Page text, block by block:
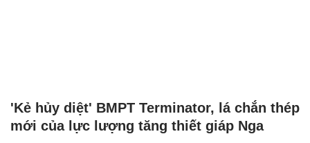
'Kẻ hủy diệt' BMPT Terminator, lá chắn thép
mới của lực lượng tăng thiết giáp Nga